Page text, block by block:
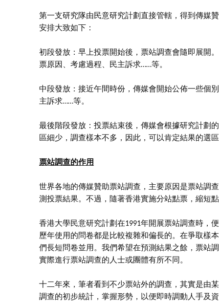
第一支研究隊由民意研究計劃直接管轄，得到傳媒
安排大致如下：
初段發放：早上投票開始後，票站調查會隨即展開
票原因、考慮過程、民主訴求……等。
中段發放：接近午間時份，傳媒會開始公佈一些個
主訴求……等。
最後階段發放：投票結束後，傳媒會根據研究計劃
區細少，調查樣本不多，因此，可以肯定結果的選
票站調查的作用
世界各地的傳媒贊助票站調查，主要原因是票站調
測投票結果。不過，隨著香港實施分站點票，縮短
香港大學民意研究計劃在1991年開展票站調查時，
歷年使用的問卷都是比較複雜和偏長的。在爭取樣
們長短問卷並用。我們希望在預測結果之餘，票站
實際進行票站調查的人士或團體有所不同。
十二年來，筆者看到不少票站外的調查，其實是由
調查的初步統計，掌握形勢，以便即時調動人手及